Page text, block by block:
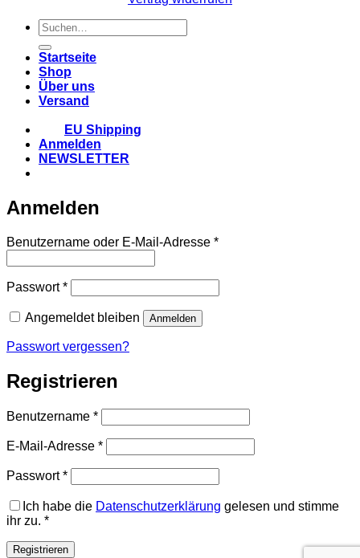
Suchen
nach:
Startseite
Shop
Über uns
Versand
EU Shipping
Anmelden
NEWSLETTER
Anmelden
Benutzername oder E-Mail-Adresse *Erforderlich
Passwort*Erforderlich
Angemeldet bleiben Anmelden
Passwort vergessen?
Registrieren
Benutzername *Erforderlich
E-Mail-Adresse *Erforderlich
Passwort*Erforderlich
Ich habe die Datenschutzerklärung gelesen und stimme
ihr zu. *
Registrieren